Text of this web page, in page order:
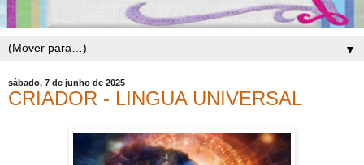
▼
sábado, 7 de junho de 2025
CRIADOR - LINGUA UNIVERSAL